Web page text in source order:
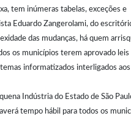
tem inúmeras tabelas, exceções e
Eduardo Zangerolami, do
das mudanças, há quem
os municípios terem aprovado leis
informatizados interligados aos
Indústria do Estado de São
tempo hábil para todos os